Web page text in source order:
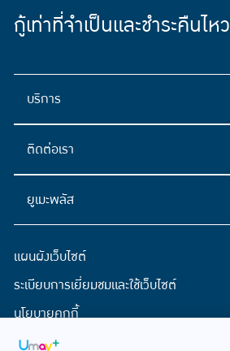
กู้เท่าที่จำเป็นและชำระคืนไหว
บริการ
ติดต่อเรา
ยูเมะพลัส
แผนผังเว็บไซต์
ระเบียบการเยี่ยมชมและใช้เว็บไซต์
นโยบายคุกกี้
ประกาศการคุ้มครองข้อมูลส่วนบุคคล